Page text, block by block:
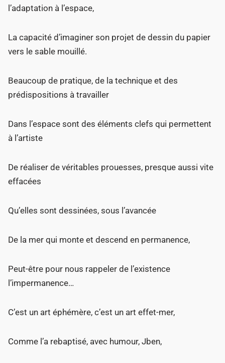
l’adaptation à l’espace,
La capacité d’imaginer son projet de dessin du papier
vers le sable mouillé.
Beaucoup de pratique, de la technique et des
prédispositions à travailler
Dans l’espace sont des éléments clefs qui permettent
à l’artiste
De réaliser de véritables prouesses, presque aussi vite
effacées
Qu’elles sont dessinées, sous l’avancée
De la mer qui monte et descend en permanence,
Peut-être pour nous rappeler de l’existence
l’impermanence…
C’est un art éphémère, c’est un art effet-mer,
Comme l’a rebaptisé, avec humour, Jben,